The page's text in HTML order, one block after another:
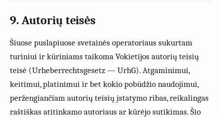
9. Autorių teisės
Šiuose puslapiuose svetainės operatoriaus sukurtam
turiniui ir kūriniams taikoma Vokietijos autorių teisių
teisė (Urheberrechtsgesetz — UrhG). Atgaminimui,
keitimui, platinimui ir bet kokio pobūdžio naudojimui,
peržengiančiam autorių teisių įstatymo ribas, reikalingas
raštiškas atitinkamo autoriaus ar kūrėjo sutikimas. Šio